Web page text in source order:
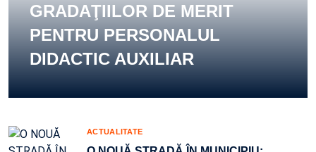
GRADAŢIILOR DE MERIT
PENTRU PERSONALUL
DIDACTIC AUXILIAR
ACTUALITATE